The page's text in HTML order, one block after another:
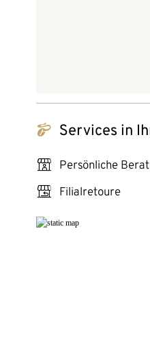
tchibo_logo Services in
personal_services Persönliche
store_return Filialretoure